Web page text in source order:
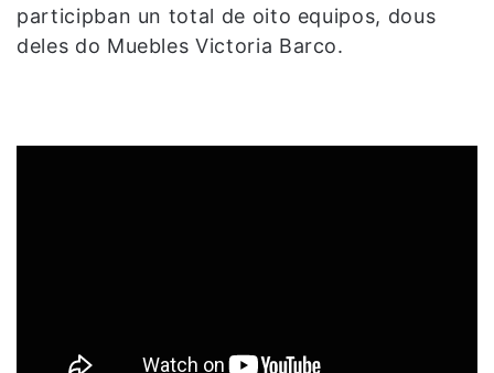
participban un total de oito equipos, dous
deles do Muebles Victoria Barco.